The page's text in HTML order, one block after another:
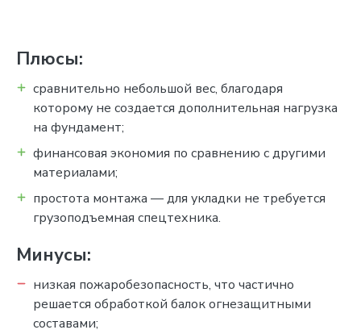
Плюсы:
сравнительно небольшой вес, благодаря
которому не создается дополнительная нагрузка
на фундамент;
финансовая экономия по сравнению с другими
материалами;
простота монтажа — для укладки не требуется
грузоподъемная спецтехника.
Минусы:
низкая пожаробезопасность, что частично
решается обработкой балок огнезащитными
составами;